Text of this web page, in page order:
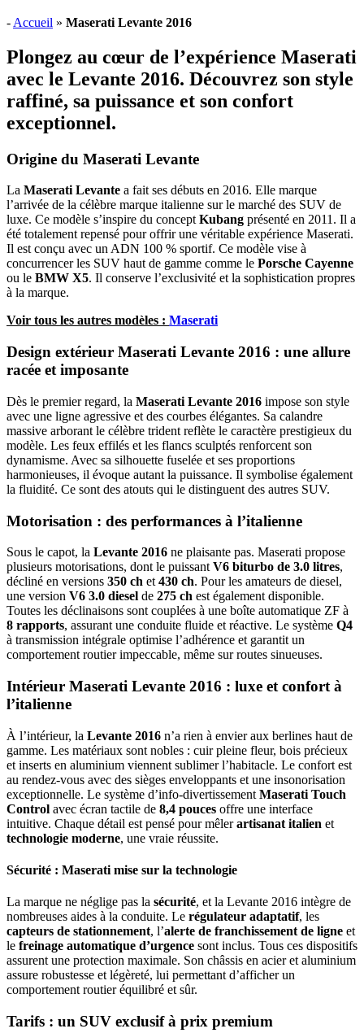
- Accueil » Maserati Levante 2016
Plongez au cœur de l’expérience Maserati
avec le Levante 2016. Découvrez son style
raffiné, sa puissance et son confort
exceptionnel.
Origine du Maserati Levante
La Maserati Levante a fait ses débuts en 2016. Elle marque
l’arrivée de la célèbre marque italienne sur le marché des SUV de
luxe. Ce modèle s’inspire du concept Kubang présenté en 2011. Il a
été totalement repensé pour offrir une véritable expérience Maserati.
Il est conçu avec un ADN 100 % sportif. Ce modèle vise à
concurrencer les SUV haut de gamme comme le Porsche Cayenne
ou le BMW X5. Il conserve l’exclusivité et la sophistication propres
à la marque.
Voir tous les autres modèles : Maserati
Design extérieur Maserati Levante 2016 : une allure
racée et imposante
Dès le premier regard, la Maserati Levante 2016 impose son style
avec une ligne agressive et des courbes élégantes. Sa calandre
massive arborant le célèbre trident reflète le caractère prestigieux du
modèle. Les feux effilés et les flancs sculptés renforcent son
dynamisme. Avec sa silhouette fuselée et ses proportions
harmonieuses, il évoque autant la puissance. Il symbolise également
la fluidité. Ce sont des atouts qui le distinguent des autres SUV.
Motorisation : des performances à l’italienne
Sous le capot, la Levante 2016 ne plaisante pas. Maserati propose
plusieurs motorisations, dont le puissant V6 biturbo de 3.0 litres,
décliné en versions 350 ch et 430 ch. Pour les amateurs de diesel,
une version V6 3.0 diesel de 275 ch est également disponible.
Toutes les déclinaisons sont couplées à une boîte automatique ZF à
8 rapports, assurant une conduite fluide et réactive. Le système Q4
à transmission intégrale optimise l’adhérence et garantit un
comportement routier impeccable, même sur routes sinueuses.
Intérieur Maserati Levante 2016 : luxe et confort à
l’italienne
À l’intérieur, la Levante 2016 n’a rien à envier aux berlines haut de
gamme. Les matériaux sont nobles : cuir pleine fleur, bois précieux
et inserts en aluminium viennent sublimer l’habitacle. Le confort est
au rendez-vous avec des sièges enveloppants et une insonorisation
exceptionnelle. Le système d’info-divertissement Maserati Touch
Control avec écran tactile de 8,4 pouces offre une interface
intuitive. Chaque détail est pensé pour mêlerartisanat italien et
technologie moderne, une vraie réussite.
Sécurité : Maserati mise sur la technologie
La marque ne néglige pas la sécurité, et la Levante 2016 intègre de
nombreuses aides à la conduite. Le régulateur adaptatif, les
capteurs de stationnement, l’alerte de franchissement de ligne et
le freinage automatique d’urgence sont inclus. Tous ces dispositifs
assurent une protection maximale. Son châssis en acier et aluminium
assure robustesse et légèreté, lui permettant d’afficher un
comportement routier équilibré et sûr.
Tarifs : un SUV exclusif à prix premium